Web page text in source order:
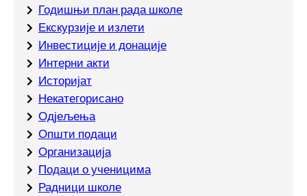
Годишњи план рада школе
Екскурзије и излети
Инвестиције и донације
Интерни акти
Историјат
Некатегорисано
Одјељења
Општи подаци
Организација
Подаци о ученицима
Радници школе